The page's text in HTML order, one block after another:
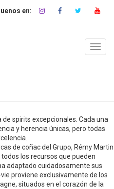
spirits excepcionales. Cada una
y herencia únicas, pero todas
de coñac del Grupo, Rémy Martin
todos los recursos que pueden
adaptado cuidadosamente sus
proviene exclusivamente de los
situados en el corazón de la